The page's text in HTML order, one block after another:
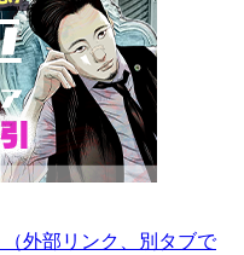
（外部リンク、別タブで